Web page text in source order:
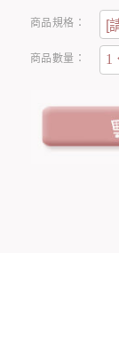
商品規格：
商品數量：